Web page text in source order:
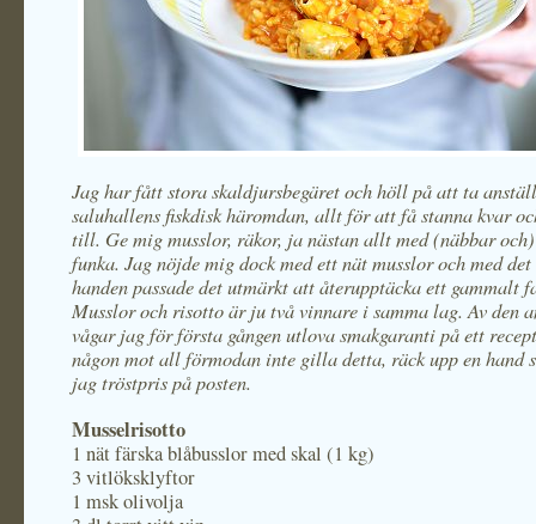
Jag har fått stora skaldjursbegäret och höll på att ta
saluhallens fiskdisk häromdan, allt för att få stanna kvar
till. Ge mig musslor, räkor, ja nästan allt med (näbbar
funka. Jag nöjde mig dock med ett nät musslor och med
handen passade det utmärkt att återupptäcka ett gammalt
Musslor och risotto är ju två vinnare i samma lag. Av den
vågar jag för första gången utlova smakgaranti på ett
någon mot all förmodan inte gilla detta, räck upp en hand
jag tröstpris på posten.
Musselrisotto
1 nät färska blåbusslor med skal (1 kg)
3 vitlöksklyftor
1 msk olivolja